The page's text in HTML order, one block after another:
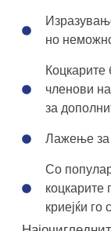
но
Коцкарите
членови
за
Лажење за
Со
коцкарите
криејќи